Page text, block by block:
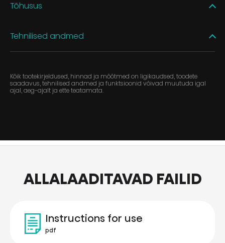
Tõhusus
Tehnilised andmed
Kõik tootekirjeldused, hinnad ja mõõtmed on ligikaudsed, toodete
saadavus, tehnilised andmed ja funktsioonid võivad muutuda igal
ajal, aeg-ajalt ja ette teatamata.
ALLALAADITAVAD FAILID
Instructions for use
pdf